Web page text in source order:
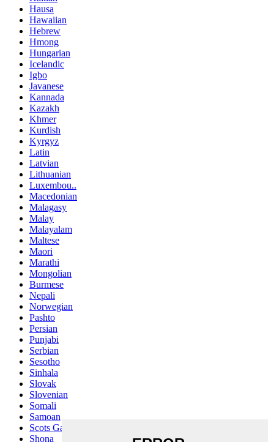
Hausa
Hawaiian
Hebrew
Hmong
Hungarian
Icelandic
Igbo
Javanese
Kannada
Kazakh
Khmer
Kurdish
Kyrgyz
Latin
Latvian
Lithuanian
Luxembou..
Macedonian
Malagasy
Malay
Malayalam
Maltese
Maori
Marathi
Mongolian
Burmese
Nepali
Norwegian
Pashto
Persian
Punjabi
Serbian
Sesotho
Sinhala
Slovak
Slovenian
Somali
Samoan
Scots Gaelic
Shona